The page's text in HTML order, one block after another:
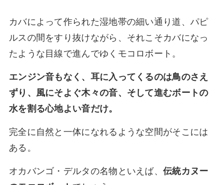
カバによって作られた湿地帯の細い通り道、パピ
ルスの間をすり抜けながら、それこそカバになっ
たような目線で進んでゆくモコロボート。
エンジン音もなく、耳に入ってくるのは鳥のさえ
ずり、風にそよぐ木々の音、そして進むボートの
水を割る心地よい音だけ。
完全に自然と一体になれるような空間がそこには
ある。
オカバンゴ・デルタの名物といえば、伝統カヌー